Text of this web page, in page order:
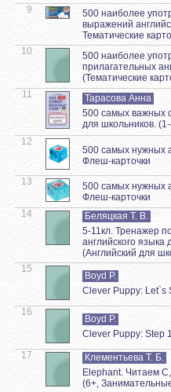
9
500 наиболее
выражений
Тематические
10
500 наиболее
прилагательных
(Тематические
11
Тарасова Анна
500 самых важных
для школьников.
12
500 самых нужных
Флеш-карточки
13
500 самых нужных
Флеш-карточки
14
Беляцкая Т. В.
5-11кл. Тренажер
английского языка
(Английский для
15
Boyd P.
Clever Puppy: Let`s
16
Boyd P.
Clever Puppy: Step
17
Клементьева Т. Б.
Elephant. Читаем
(6+,